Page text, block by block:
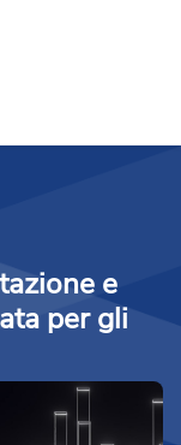
e
per gli